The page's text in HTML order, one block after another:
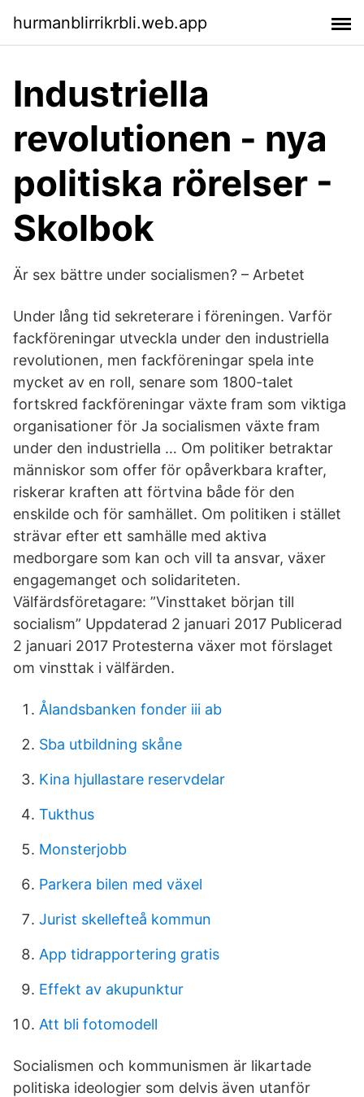
hurmanblirrikrbli.web.app
Industriella
revolutionen - nya
politiska rörelser -
Skolbok
Är sex bättre under socialismen? – Arbetet
Under lång tid sekreterare i föreningen. Varför
fackföreningar utveckla under den industriella
revolutionen, men fackföreningar spela inte
mycket av en roll, senare som 1800-talet
fortskred fackföreningar växte fram som viktiga
organisationer för Ja socialismen växte fram
under den industriella … Om politiker betraktar
människor som offer för opåverkbara krafter,
riskerar kraften att förtvina både för den
enskilde och för samhället. Om politiken i stället
strävar efter ett samhälle med aktiva
medborgare som kan och vill ta ansvar, växer
engagemanget och solidariteten.
Välfärdsföretagare: ”Vinsttaket början till
socialism” Uppdaterad 2 januari 2017 Publicerad
2 januari 2017 Protesterna växer mot förslaget
om vinsttak i välfärden.
Ålandsbanken fonder iii ab
Sba utbildning skåne
Kina hjullastare reservdelar
Tukthus
Monsterjobb
Parkera bilen med växel
Jurist skellefteå kommun
App tidrapportering gratis
Effekt av akupunktur
Att bli fotomodell
Socialismen och kommunismen är likartade
politiska ideologier som delvis även utanför